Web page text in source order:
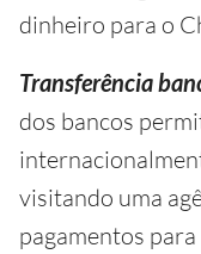
dinheiro para o
Transferência
dos bancos
visitando uma
pagamentos